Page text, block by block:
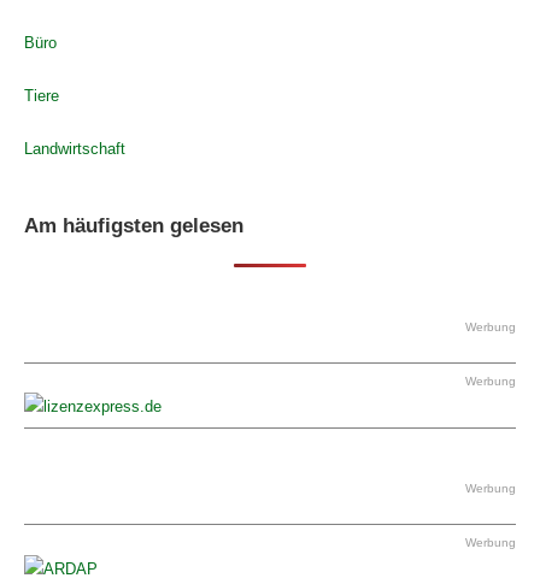
Büro
Tiere
Landwirtschaft
Am häufigsten gelesen
Werbung
Werbung
Werbung
Werbung